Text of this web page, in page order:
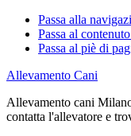
Passa alla
Passa al
Passa al piè di
Allevamento Cani
Allevamento cani
contatta l'allevatore e